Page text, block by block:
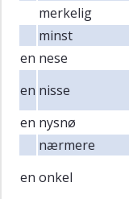
merkelig
minst
en nese
en nisse
en nysnø
nærmere
en onkel